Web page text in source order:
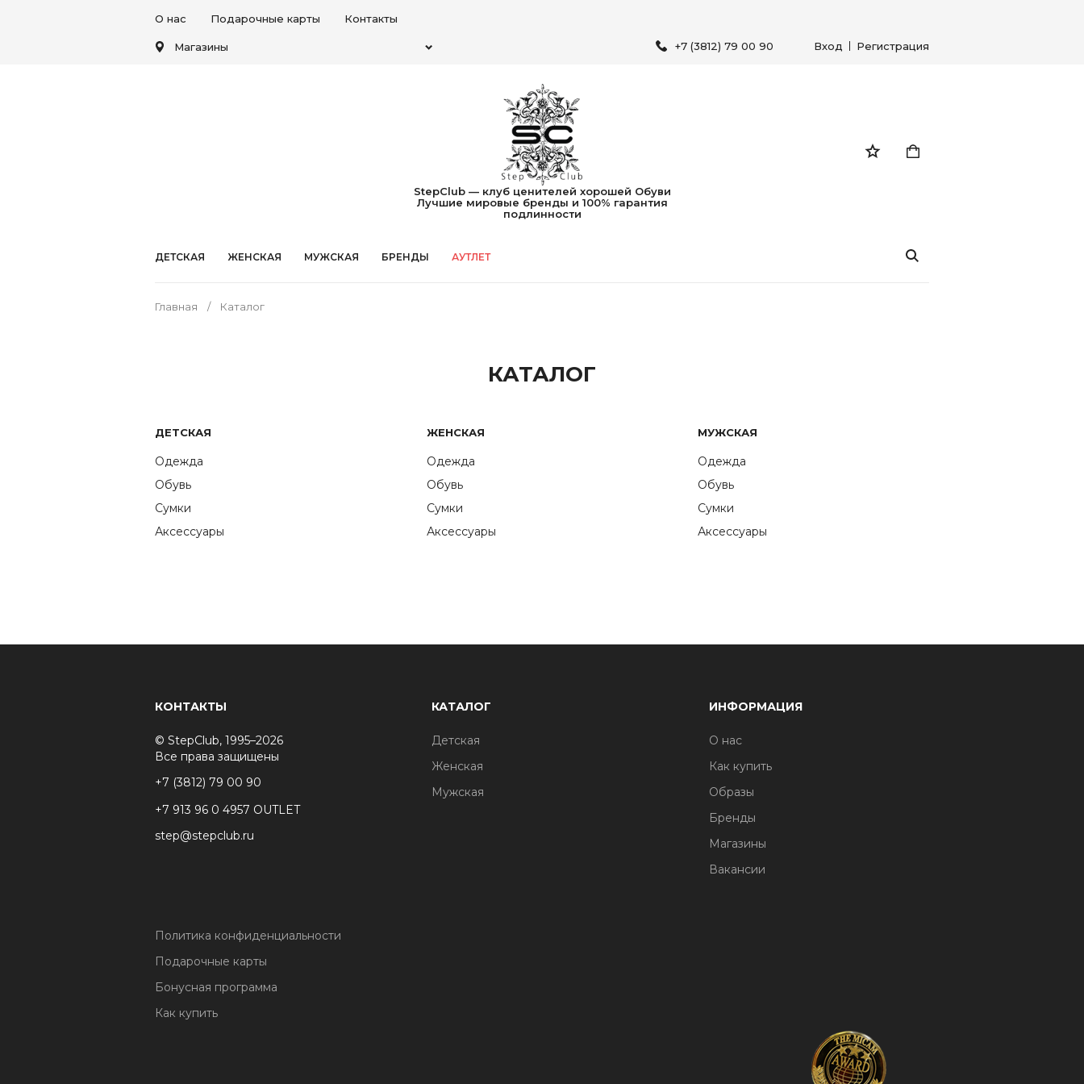
О нас Подарочные карты Контакты
Магазины +7 (3812) 79 00 90 Вход Регистрация
StepClub — клуб ценителей хорошей Обуви
Лучшие мировые бренды и 100% гарантия
подлинности
ДЕТСКАЯ ЖЕНСКАЯ МУЖСКАЯ БРЕНДЫ АУТЛЕТ
Главная Каталог
КАТАЛОГ
ДЕТСКАЯ
Одежда
Обувь
Сумки
Аксессуары
ЖЕНСКАЯ
Одежда
Обувь
Сумки
Аксессуары
МУЖСКАЯ
Одежда
Обувь
Сумки
Аксессуары
КОНТАКТЫ
© StepClub, 1995–2026
Все права защищены
+7 (3812) 79 00 90
+7 913 96 0 4957 OUTLET
step@stepclub.ru
КАТАЛОГ
Детская
Женская
Мужская
ИНФОРМАЦИЯ
О нас
Как купить
Образы
Бренды
Магазины
Вакансии
Политика конфиденциальности
Подарочные карты
Бонусная программа
Как купить